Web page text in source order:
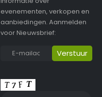
evenementen, verkopen en
aanbiedingen. Aanmelden
voor Nieuwsbrief: